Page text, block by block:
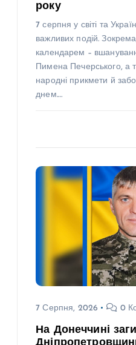
року
7 серпня у світі та
важливих подій.
календарем –
Пимена Печерського, а
народні прикмети й
днем.…
7 Серпня, 2026 0
На Донеччині